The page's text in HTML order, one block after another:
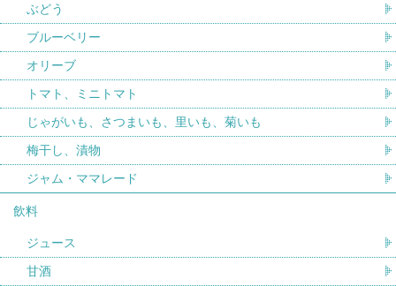
ぶどう
ブルーベリー
オリーブ
トマト、ミニトマト
じゃがいも、さつまいも、里いも、菊いも
梅干し、漬物
ジャム・ママレード
飲料
ジュース
甘酒